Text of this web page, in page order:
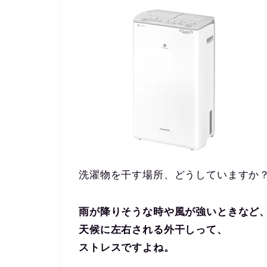
洗濯物を干す場所、どうしていますか
雨が降りそうな時や風が強いときなど
天候に左右される外干しって、
ストレスですよね。